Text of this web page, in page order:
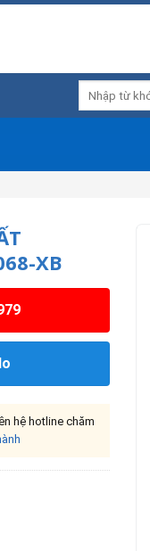
kiếm:
XB
hệ hotline chăm